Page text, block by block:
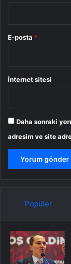
E-posta *
İnternet sitesi
Daha sonraki
adresim ve site
Popüler